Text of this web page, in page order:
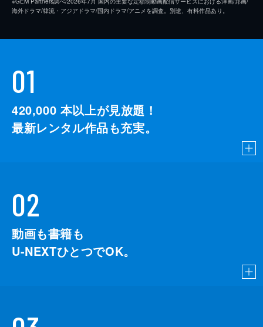
海外ドラマ/韓流・アジアドラマ/国内ドラマ/アニメを調査。別途、有料作品あり。
01
420,000 本以上が見放題！
最新レンタル作品も充実。
02
動画も書籍も
U-NEXTひとつでOK。